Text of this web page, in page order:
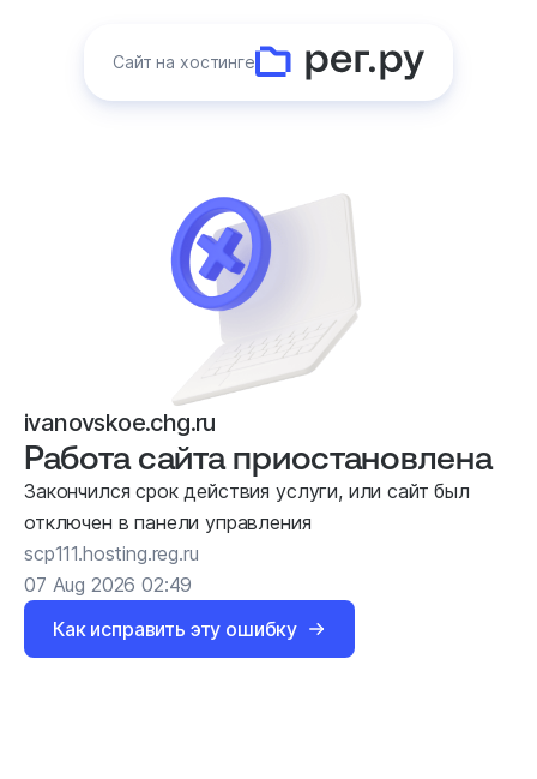
Сайт на хостинге
ivanovskoe.chg.ru
Работа сайта приостановлена
Закончился срок действия услуги, или сайт был
отключен в панели управления
scp111.hosting.reg.ru
07 Aug 2026 02:49
Как исправить эту ошибку